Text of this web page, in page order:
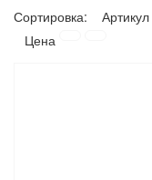
Сортировка: Артикул
Цена